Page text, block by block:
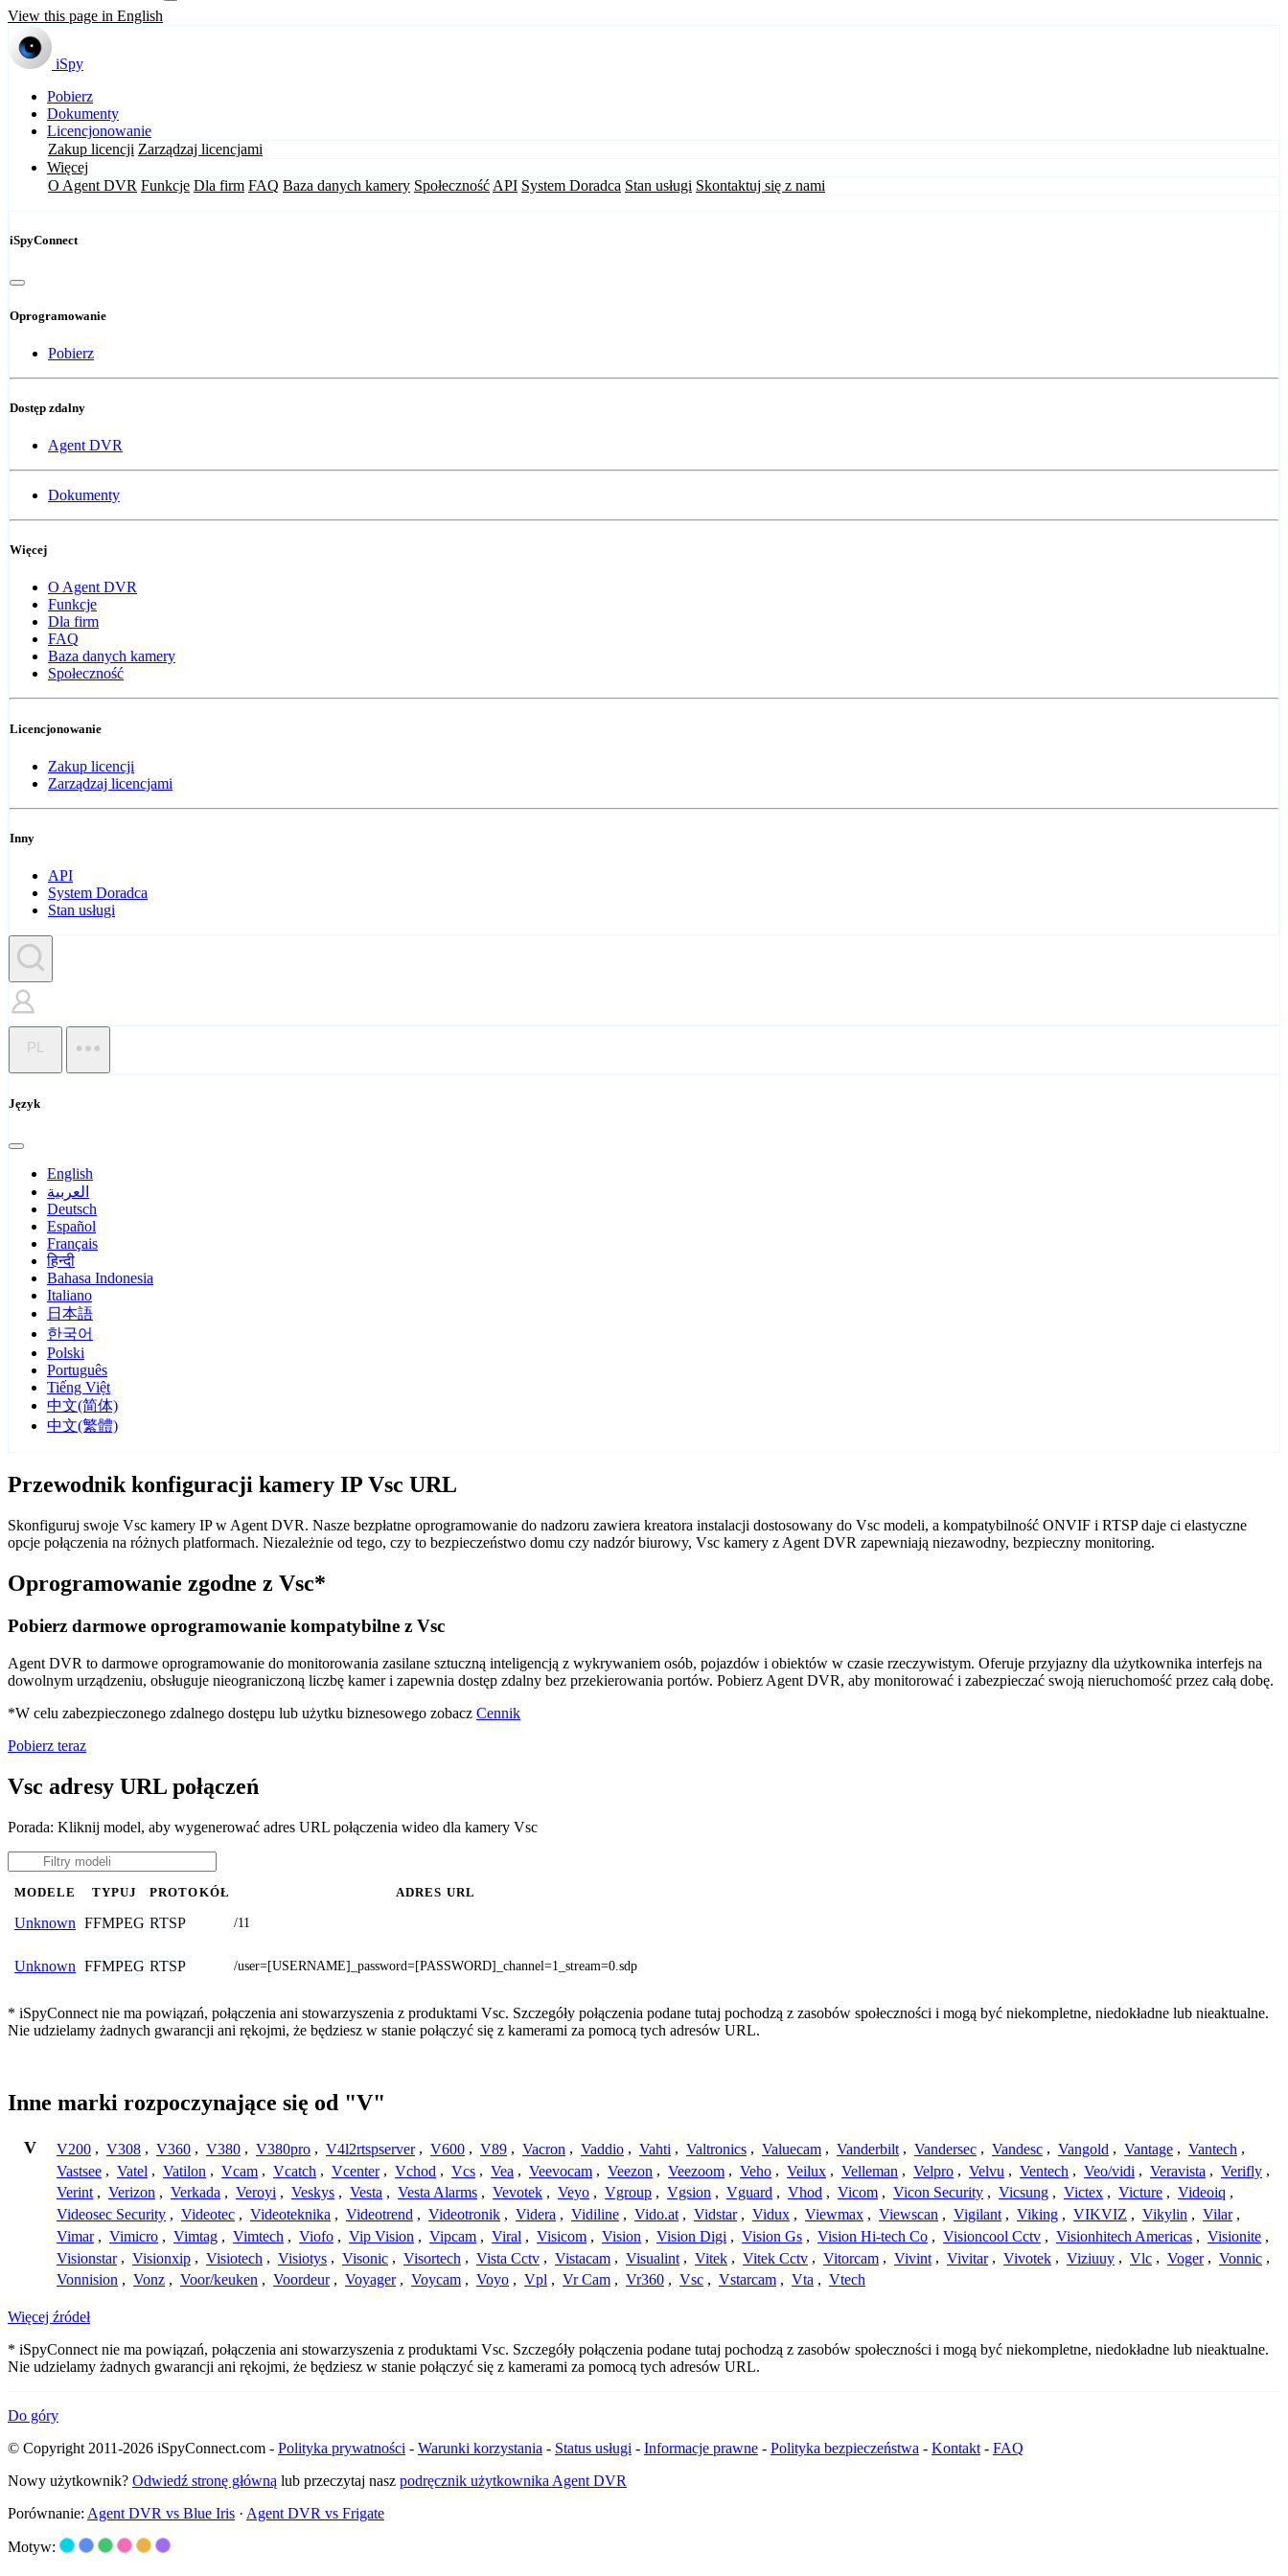
View this page in English
iSpy
Pobierz
Dokumenty
Licencjonowanie
Zakup licencji Zarządzaj licencjami
Więcej
O Agent DVR Funkcje Dla firm FAQ Baza danych kamery Społeczność API System Doradca Stan usługi Skontaktuj się z nami
iSpyConnect
Oprogramowanie
Pobierz
Dostęp zdalny
Agent DVR
Dokumenty
Więcej
O Agent DVR
Funkcje
Dla firm
FAQ
Baza danych kamery
Społeczność
Licencjonowanie
Zakup licencji
Zarządzaj licencjami
Inny
API
System Doradca
Stan usługi
PL
Język
English
العربية
Deutsch
Español
Français
हिन्दी
Bahasa Indonesia
Italiano
日本語
한국어
Polski
Português
Tiếng Việt
中文(简体)
中文(繁體)
Przewodnik konfiguracji kamery IP Vsc URL
Skonfiguruj swoje Vsc kamery IP w Agent DVR. Nasze bezpłatne oprogramowanie do nadzoru zawiera kreatora instalacji dostosowany do Vsc modeli, a kompatybilność ONVIF i RTSP daje ci elastyczne
opcje połączenia na różnych platformach. Niezależnie od tego, czy to bezpieczeństwo domu czy nadzór biurowy, Vsc kamery z Agent DVR zapewniają niezawodny, bezpieczny monitoring.
Oprogramowanie zgodne z Vsc*
Pobierz darmowe oprogramowanie kompatybilne z Vsc
Agent DVR to darmowe oprogramowanie do monitorowania zasilane sztuczną inteligencją z wykrywaniem osób, pojazdów i obiektów w czasie rzeczywistym. Oferuje przyjazny dla użytkownika interfejs na
dowolnym urządzeniu, obsługuje nieograniczoną liczbę kamer i zapewnia dostęp zdalny bez przekierowania portów. Pobierz Agent DVR, aby monitorować i zabezpieczać swoją nieruchomość przez całą dobę.
*W celu zabezpieczonego zdalnego dostępu lub użytku biznesowego zobacz Cennik
Pobierz teraz
Vsc adresy URL połączeń
Porada: Kliknij model, aby wygenerować adres URL połączenia wideo dla kamery Vsc
MODELE TYPUJ PROTOKÓŁ ADRES URL
Unknown FFMPEG RTSP /11
Unknown FFMPEG RTSP /user=[USERNAME]_password=[PASSWORD]_channel=1_stream=0.sdp
* iSpyConnect nie ma powiązań, połączenia ani stowarzyszenia z produktami Vsc. Szczegóły połączenia podane tutaj pochodzą z zasobów społeczności i mogą być niekompletne, niedokładne lub nieaktualne.
Nie udzielamy żadnych gwarancji ani rękojmi, że będziesz w stanie połączyć się z kamerami za pomocą tych adresów URL.
Inne marki rozpoczynające się od "V"
V V200 , V308 , V360 , V380 , V380pro , V4l2rtspserver , V600 , V89 , Vacron , Vaddio , Vahti , Valtronics , Valuecam , Vanderbilt , Vandersec , Vandesc , Vangold , Vantage , Vantech ,
Vastsee , Vatel , Vatilon , Vcam , Vcatch , Vcenter , Vchod , Vcs , Vea , Veevocam , Veezon , Veezoom , Veho , Veilux , Velleman , Velpro , Velvu , Ventech , Veo/vidi , Veravista , Verifly ,
Verint , Verizon , Verkada , Veroyi , Veskys , Vesta , Vesta Alarms , Vevotek , Veyo , Vgroup , Vgsion , Vguard , Vhod , Vicom , Vicon Security , Vicsung , Victex , Victure , Videoiq ,
Videosec Security , Videotec , Videoteknika , Videotrend , Videotronik , Videra , Vidiline , Vido.at , Vidstar , Vidux , Viewmax , Viewscan , Vigilant , Viking , VIKVIZ , Vikylin , Vilar ,
Vimar , Vimicro , Vimtag , Vimtech , Viofo , Vip Vision , Vipcam , Viral , Visicom , Vision , Vision Digi , Vision Gs , Vision Hi-tech Co , Visioncool Cctv , Visionhitech Americas , Visionite ,
Visionstar , Visionxip , Visiotech , Visiotys , Visonic , Visortech , Vista Cctv , Vistacam , Visualint , Vitek , Vitek Cctv , Vitorcam , Vivint , Vivitar , Vivotek , Viziuuy , Vlc , Voger , Vonnic ,
Vonnision , Vonz , Voor/keuken , Voordeur , Voyager , Voycam , Voyo , Vpl , Vr Cam , Vr360 , Vsc , Vstarcam , Vta , Vtech
Więcej źródeł
* iSpyConnect nie ma powiązań, połączenia ani stowarzyszenia z produktami Vsc. Szczegóły połączenia podane tutaj pochodzą z zasobów społeczności i mogą być niekompletne, niedokładne lub nieaktualne.
Nie udzielamy żadnych gwarancji ani rękojmi, że będziesz w stanie połączyć się z kamerami za pomocą tych adresów URL.
Do góry
© Copyright 2011-2026 iSpyConnect.com - Polityka prywatności - Warunki korzystania - Status usługi - Informacje prawne - Polityka bezpieczeństwa - Kontakt - FAQ
Nowy użytkownik? Odwiedź stronę główną lub przeczytaj nasz podręcznik użytkownika Agent DVR
Porównanie: Agent DVR vs Blue Iris · Agent DVR vs Frigate
Motyw: